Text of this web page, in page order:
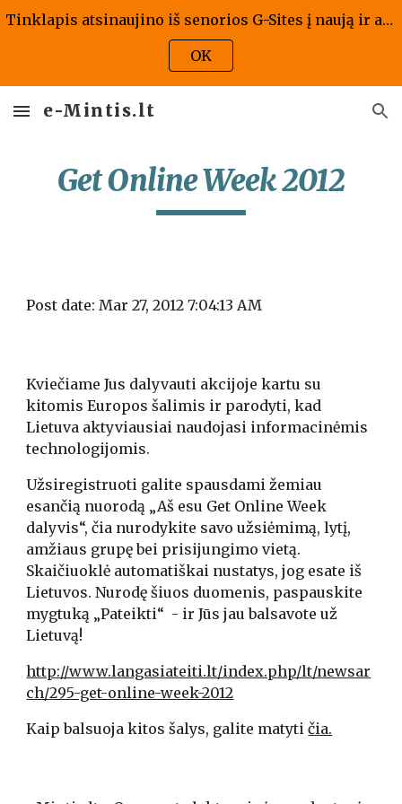
Skip to main content Skip to navigation
Tinklapis atsinaujino iš senorios G-Sites į naują ir atrodo kaip atrodo, jis bus atnaujintas ir pritaikytas naujai versijai - tad prašome kantrybės!
OK
e-Mintis.lt
Get Online Week 2012
Post date: Mar 27, 2012 7:04:13 AM
Kviečiame Jus dalyvauti akcijoje kartu su
kitomis Europos šalimis ir parodyti, kad
Lietuva aktyviausiai naudojasi informacinėmis
technologijomis.
Užsiregistruoti galite spausdami žemiau
esančią nuorodą „Aš esu Get Online Week
dalyvis“, čia nurodykite savo užsiėmimą, lytį,
amžiaus grupę bei prisijungimo vietą.
Skaičiuoklė automatiškai nustatys, jog esate iš
Lietuvos. Nurodę šiuos duomenis, paspauskite
mygtuką „Pateikti“  - ir Jūs jau balsavote už
Lietuvą!
http://www.langasiateiti.lt/index.php/lt/newsar
ch/295-get-online-week-2012
Kaip balsuoja kitos šalys, galite matyti čia.